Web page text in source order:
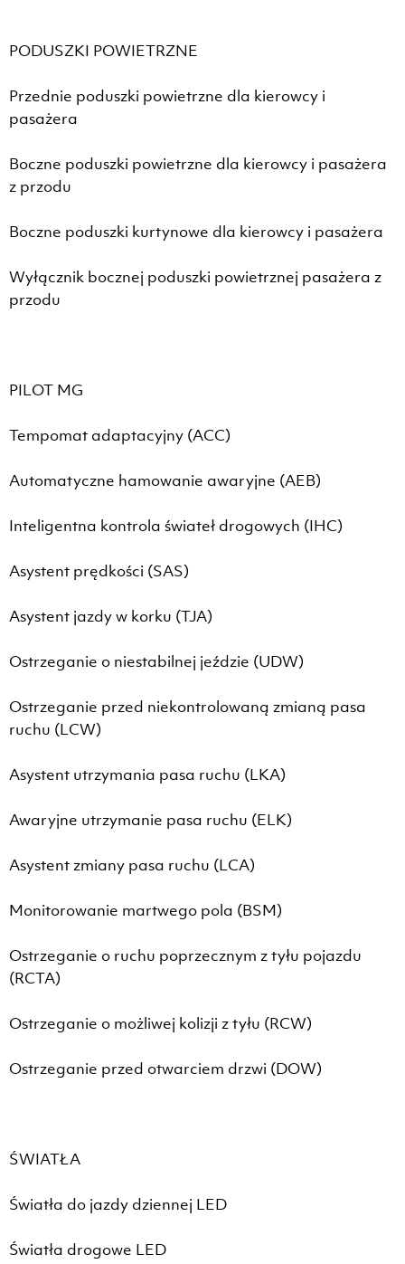
PODUSZKI POWIETRZNE
Przednie poduszki powietrzne dla kierowcy i
pasażera
Boczne poduszki powietrzne dla kierowcy i pasażera
z przodu
Boczne poduszki kurtynowe dla kierowcy i pasażera
Wyłącznik bocznej poduszki powietrznej pasażera z
przodu
PILOT MG
Tempomat adaptacyjny (ACC)
Automatyczne hamowanie awaryjne (AEB)
Inteligentna kontrola świateł drogowych (IHC)
Asystent prędkości (SAS)
Asystent jazdy w korku (TJA)
Ostrzeganie o niestabilnej jeździe (UDW)
Ostrzeganie przed niekontrolowaną zmianą pasa
ruchu (LCW)
Asystent utrzymania pasa ruchu (LKA)
Awaryjne utrzymanie pasa ruchu (ELK)
Asystent zmiany pasa ruchu (LCA)
Monitorowanie martwego pola (BSM)
Ostrzeganie o ruchu poprzecznym z tyłu pojazdu
(RCTA)
Ostrzeganie o możliwej kolizji z tyłu (RCW)
Ostrzeganie przed otwarciem drzwi (DOW)
ŚWIATŁA
Światła do jazdy dziennej LED
Światła drogowe LED